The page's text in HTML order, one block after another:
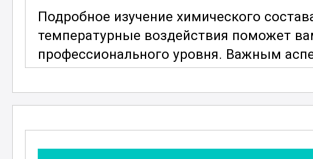
Подробное изучение химического
температурные воздействия поможет
профессионального уровня. Важным
различных техник термообработки,
создание стильных причесок.Щетина и
вы научитесь правильно подбирать
волос.
Особое внимание уделяется вопросам